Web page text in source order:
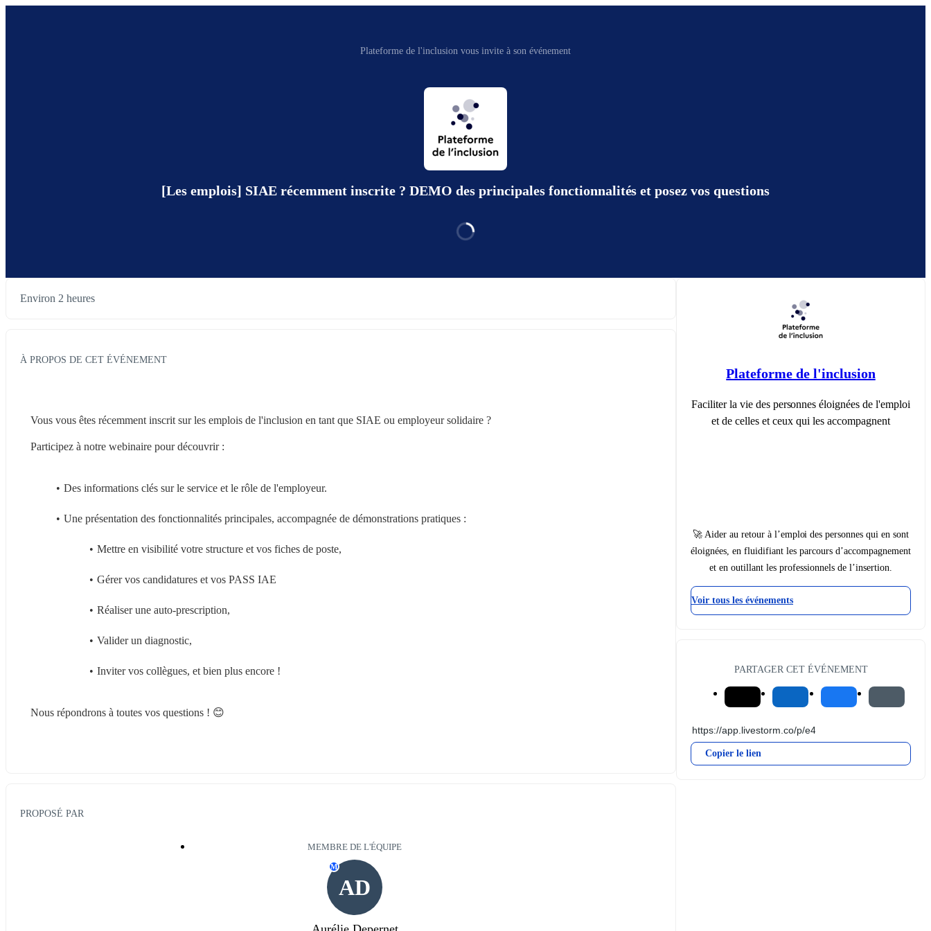
Plateforme de l'inclusion vous invite à son événement
[Les emplois] SIAE récemment inscrite ? DEMO des principales fonctionnalités et posez vos questions
Environ 2 heures
À PROPOS DE CET ÉVÉNEMENT
Vous vous êtes récemment inscrit sur les emplois de l'inclusion en tant que SIAE ou employeur solidaire ?
Participez à notre webinaire pour découvrir :
Des informations clés sur le service et le rôle de l'employeur.
Une présentation des fonctionnalités principales, accompagnée de démonstrations pratiques :
Mettre en visibilité votre structure et vos fiches de poste,
Gérer vos candidatures et vos PASS IAE
Réaliser une auto-prescription,
Valider un diagnostic,
Inviter vos collègues, et bien plus encore !
Nous répondrons à toutes vos questions ! 😊
PROPOSÉ PAR
MEMBRE DE L'ÉQUIPE
AD
M
Plateforme de l'inclusion
Faciliter la vie des personnes éloignées de l'emploi
et de celles et ceux qui les accompagnent
🚀 Aider au retour à l’emploi des personnes qui en sont
éloignées, en fluidifiant les parcours d’accompagnement
et en outillant les professionnels de l’insertion.
Voir tous les événements
PARTAGER CET ÉVÉNEMENT
Copier le lien